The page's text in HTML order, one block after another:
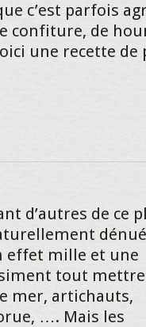
c’est parfois
confiture, de
une recette de
d’autres de ce
effet mille et une
tout
mer, artichauts,
…. Mais les